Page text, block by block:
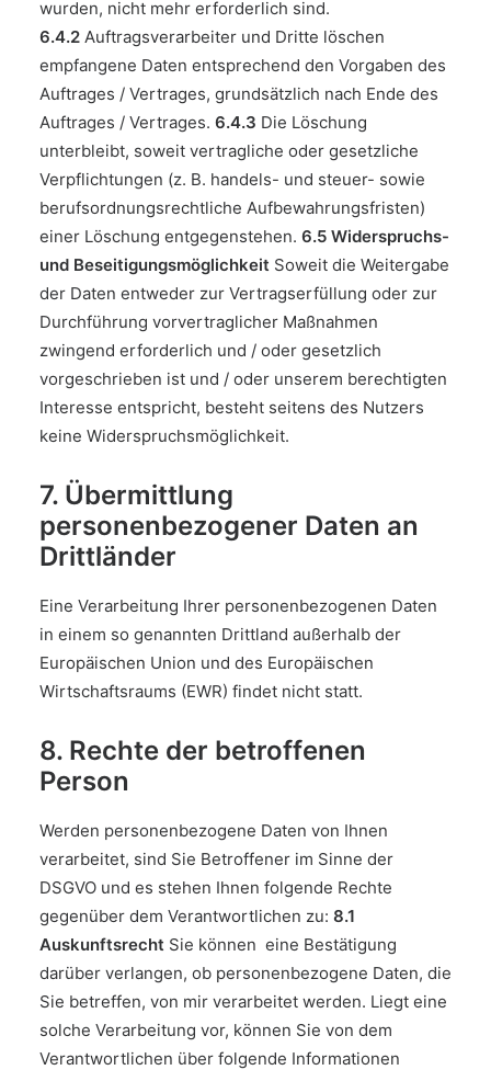
wurden, nicht mehr erforderlich sind.
6.4.2 Auftragsverarbeiter und Dritte löschen
empfangene Daten entsprechend den Vorgaben des
Auftrages / Vertrages, grundsätzlich nach Ende des
Auftrages / Vertrages. 6.4.3 Die Löschung
unterbleibt, soweit vertragliche oder gesetzliche
Verpflichtungen (z. B. handels- und steuer- sowie
berufsordnungsrechtliche Aufbewahrungsfristen)
einer Löschung entgegenstehen. 6.5 Widerspruchs-
und Beseitigungsmöglichkeit Soweit die Weitergabe
der Daten entweder zur Vertragserfüllung oder zur
Durchführung vorvertraglicher Maßnahmen
zwingend erforderlich und / oder gesetzlich
vorgeschrieben ist und / oder unserem berechtigten
Interesse entspricht, besteht seitens des Nutzers
keine Widerspruchsmöglichkeit.
7. Übermittlung
personenbezogener Daten an
Drittländer
Eine Verarbeitung Ihrer personenbezogenen Daten
in einem so genannten Drittland außerhalb der
Europäischen Union und des Europäischen
Wirtschaftsraums (EWR) findet nicht statt.
8. Rechte der betroffenen
Person
Werden personenbezogene Daten von Ihnen
verarbeitet, sind Sie Betroffener im Sinne der
DSGVO und es stehen Ihnen folgende Rechte
gegenüber dem Verantwortlichen zu: 8.1
Auskunftsrecht Sie können eine Bestätigung
darüber verlangen, ob personenbezogene Daten, die
Sie betreffen, von mir verarbeitet werden. Liegt eine
solche Verarbeitung vor, können Sie von dem
Verantwortlichen über folgende Informationen